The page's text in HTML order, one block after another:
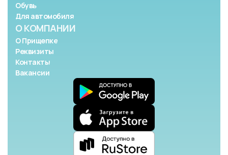
О КОМПАНИИ
О Прищепке
Реквизиты
Контакты
Вакансии
Обувь
Для автомобиля